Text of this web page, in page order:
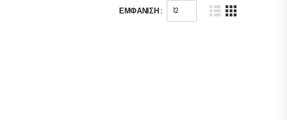
ΕΜΦΆΝΙΣΗ :